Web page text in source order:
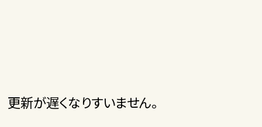
更新が遅くなりすいません。